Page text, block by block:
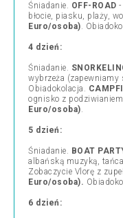
Śniadanie. OFF-ROAD
błocie, piasku, plaży,
Euro/osoba).
4 dzień:
Śniadanie.
wybrzeża
Obiadokolacja.
ognisko z
Euro/osoba).
5 dzień:
Śniadanie. BOAT
albańską muzyką,
Zobaczycie Vlorę z
Euro/osoba).
6 dzień: